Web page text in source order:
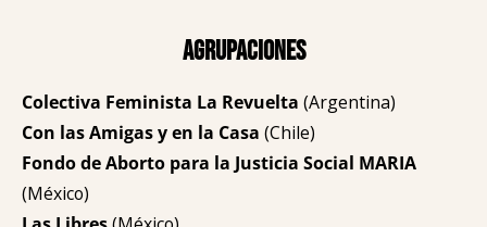
Agrupaciones
Colectiva Feminista La Revuelta (Argentina)
Con las Amigas y en la Casa (Chile)
Fondo de Aborto para la Justicia Social MARIA
(México)